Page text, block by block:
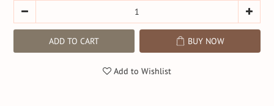
ADD TO CART BUY NOW
Add to Wishlist